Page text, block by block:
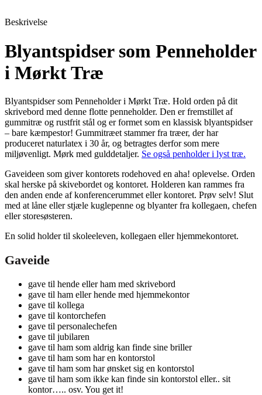
Beskrivelse
Blyantspidser som Penneholder
i Mørkt Træ
Blyantspidser som Penneholder i Mørkt Træ. Hold orden på dit
skrivebord med denne flotte penneholder. Den er fremstillet af
gummitræ og rustfrit stål og er formet som en klassisk blyantspidser
– bare kæmpestor! Gummitræet stammer fra træer, der har
produceret naturlatex i 30 år, og betragtes derfor som mere
miljøvenligt. Mørk med gulddetaljer. Se også penholder i lyst træ.
Gaveideen som giver kontorets rodehoved en aha! oplevelse. Orden
skal herske på skivebordet og kontoret. Holderen kan rammes fra
den anden ende af konferencerummet eller kontoret. Prøv selv! Slut
med at låne eller stjæle kuglepenne og blyanter fra kollegaen, chefen
eller storesøsteren.
En solid holder til skoleeleven, kollegaen eller hjemmekontoret.
Gaveide
gave til hende eller ham med skrivebord
gave til ham eller hende med hjemmekontor
gave til kollega
gave til kontorchefen
gave til personalechefen
gave til jubilaren
gave til ham som aldrig kan finde sine briller
gave til ham som har en kontorstol
gave til ham som har ønsket sig en kontorstol
gave til ham som ikke kan finde sin kontorstol eller.. sit
kontor….. osv. You get it!